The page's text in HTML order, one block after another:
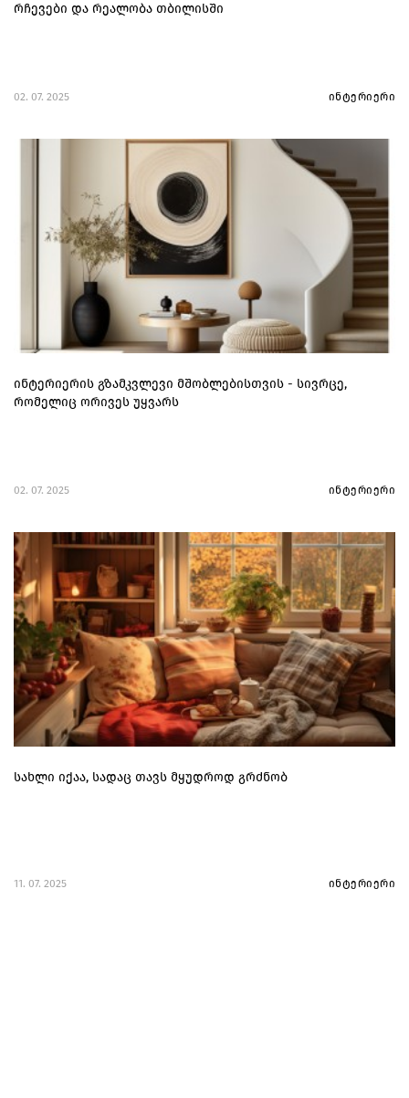
რჩევები და რეალობა თბილისში
02. 07. 2025 ინტერიერი
ინტერიერის გზამკვლევი მშობლებისთვის - სივრცე,
რომელიც ორივეს უყვარს
02. 07. 2025 ინტერიერი
სახლი იქაა, სადაც თავს მყუდროდ გრძნობ
11. 07. 2025 ინტერიერი